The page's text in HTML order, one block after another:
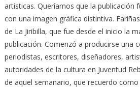
artísticas. Queríamos que la publicación
con una imagen gráfica distintiva.
de La Jiribilla, que fue desde el inicio la
publicación. Comenzó a producirse una
periodistas, escritores, diseñadores,
autoridades de la cultura en Juventud
de aquel semanario, que recuerdo